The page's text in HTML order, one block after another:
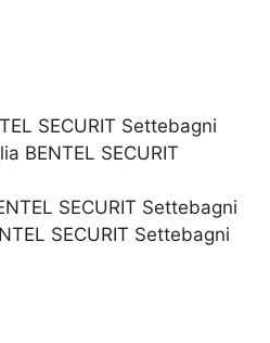
SECURIT Settebagni
BENTEL SECURIT
SECURIT Settebagni
SECURIT Settebagni